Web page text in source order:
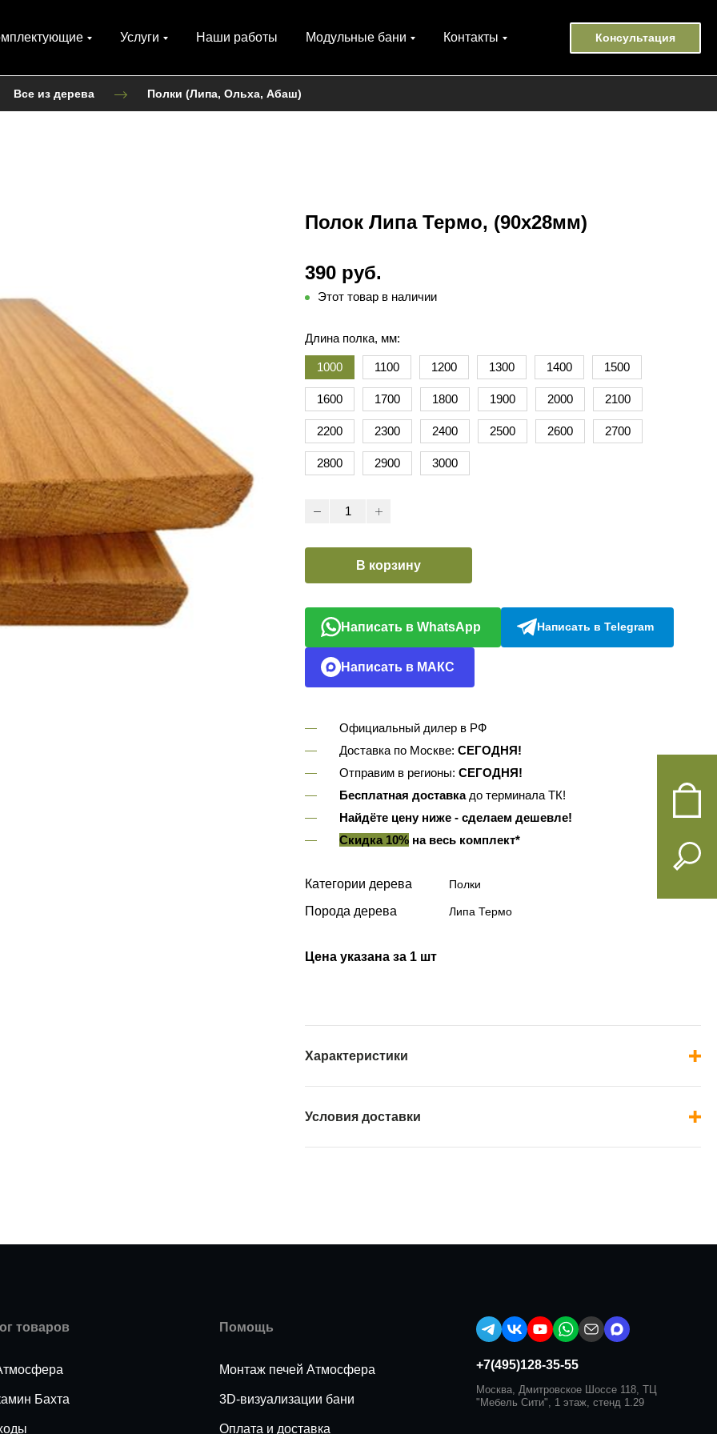
Услуги Наши работы Модульные бани Контакты Консультация
Все из дерева Полки (Липа, Ольха, Абаш)
Полок Липа Термо, (90х28мм)
390 руб.
Этот товар в наличии
Длина полка, мм:
1000 1100 1200 1300 1400 1500
1600 1700 1800 1900 2000 2100
2200 2300 2400 2500 2600 2700
2800 2900 3000
В корзину
Написать в WhatsApp Написать в Telegram
Написать в МАКС
Официальный дилер в РФ
Доставка по Москве: СЕГОДНЯ!
Отправим в регионы: СЕГОДНЯ!
Бесплатная доставкадо терминала ТК!
Найдёте цену ниже - сделаем дешевле!
Скидка 10%на весь комплект*
Категории дерева Полки
Порода дерева Липа Термо
Цена указана за 1 шт
Характеристики
Условия доставки
товаров
Бахта
Помощь
Монтаж печей Атмосфера
3D-визуализации бани
Оплата и доставка
+7(495)128-35-55
Москва, Дмитровское Шоссе 118, ТЦ
"Мебель Сити", 1 этаж, стенд 1.29